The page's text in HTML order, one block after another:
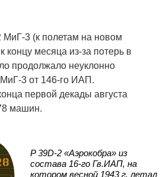
3 (к полетам на новом
концу месяца из-за потерь в
продолжало неуклонно
МиГ-3 от 146-го ИАП.
первой декады августа
машин.
P 39D-2 «Аэрокобра» из
состава 16-го Гв.ИАП, на
котором весной 1943 г. летал